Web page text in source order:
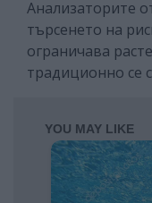
Анализаторите
търсенето на
ограничава
традиционно се